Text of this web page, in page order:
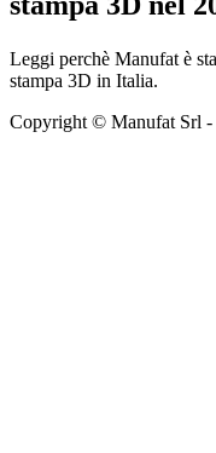
Leggi perchè Manufat è
stampa 3D in Italia.
Copyright © Manufat Srl -